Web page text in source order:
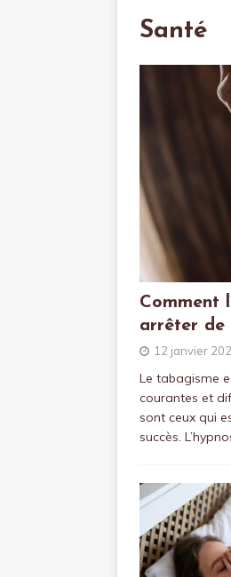
Santé
Comment
arrêter de
12 janvier
Le tabagisme
courantes et
sont ceux qui
succès.